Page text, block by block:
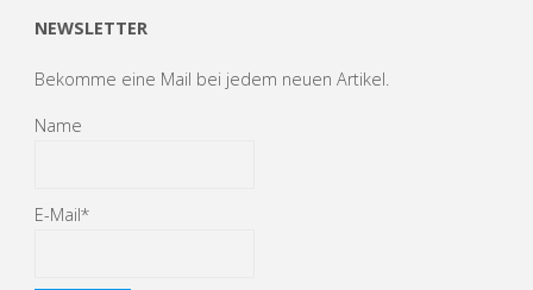
NEWSLETTER
Bekomme eine Mail bei jedem neuen Artikel.
Name
E-Mail*